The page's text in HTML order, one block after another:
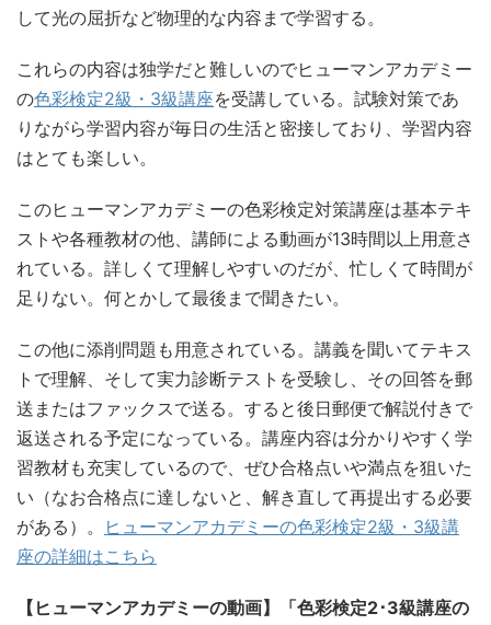
して光の屈折など物理的な内容まで学習する。
これらの内容は独学だと難しいのでヒューマンアカデミー
の色彩検定2級・3級講座を受講している。試験対策であ
りながら学習内容が毎日の生活と密接しており、学習内容
はとても楽しい。
このヒューマンアカデミーの色彩検定対策講座は基本テキ
ストや各種教材の他、講師による動画が13時間以上用意さ
れている。詳しくて理解しやすいのだが、忙しくて時間が
足りない。何とかして最後まで聞きたい。
この他に添削問題も用意されている。講義を聞いてテキス
トで理解、そして実力診断テストを受験し、その回答を郵
送またはファックスで送る。すると後日郵便で解説付きで
返送される予定になっている。講座内容は分かりやすく学
習教材も充実しているので、ぜひ合格点いや満点を狙いた
い（なお合格点に達しないと、解き直して再提出する必要
がある）。
ヒューマンアカデミーの色彩検定2級・3級講
座の詳細はこちら
【ヒューマンアカデミーの動画】「色彩検定2･3級講座の